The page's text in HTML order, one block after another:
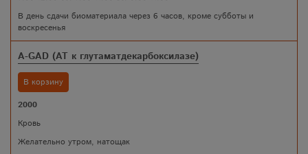
В день сдачи биоматериала через 6 часов, кроме субботы и
воскресенья
A-GAD (AT к глутаматдекарбоксилазе)
В корзину
2000
Кровь
Желательно утром, натощак